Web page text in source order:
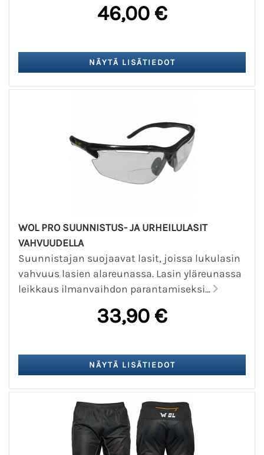
46,00 €
WOL PRO SUUNNISTUS- JA URHEILULASIT
VAHVUUDELLA
Suunnistajan suojaavat lasit, joissa lukulasin
vahvuus lasien alareunassa. Lasin yläreunassa
leikkaus ilmanvaihdon parantamiseksi...
33,90 €